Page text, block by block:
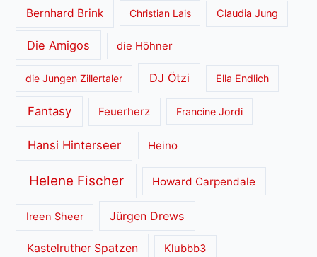
Bernhard Brink Christian Lais Claudia Jung
Die Amigos die Höhner
die Jungen Zillertaler DJ Ötzi Ella Endlich
Fantasy Feuerherz Francine Jordi
Hansi Hinterseer Heino
Helene Fischer Howard Carpendale
Ireen Sheer Jürgen Drews
Kastelruther Spatzen Klubbb3